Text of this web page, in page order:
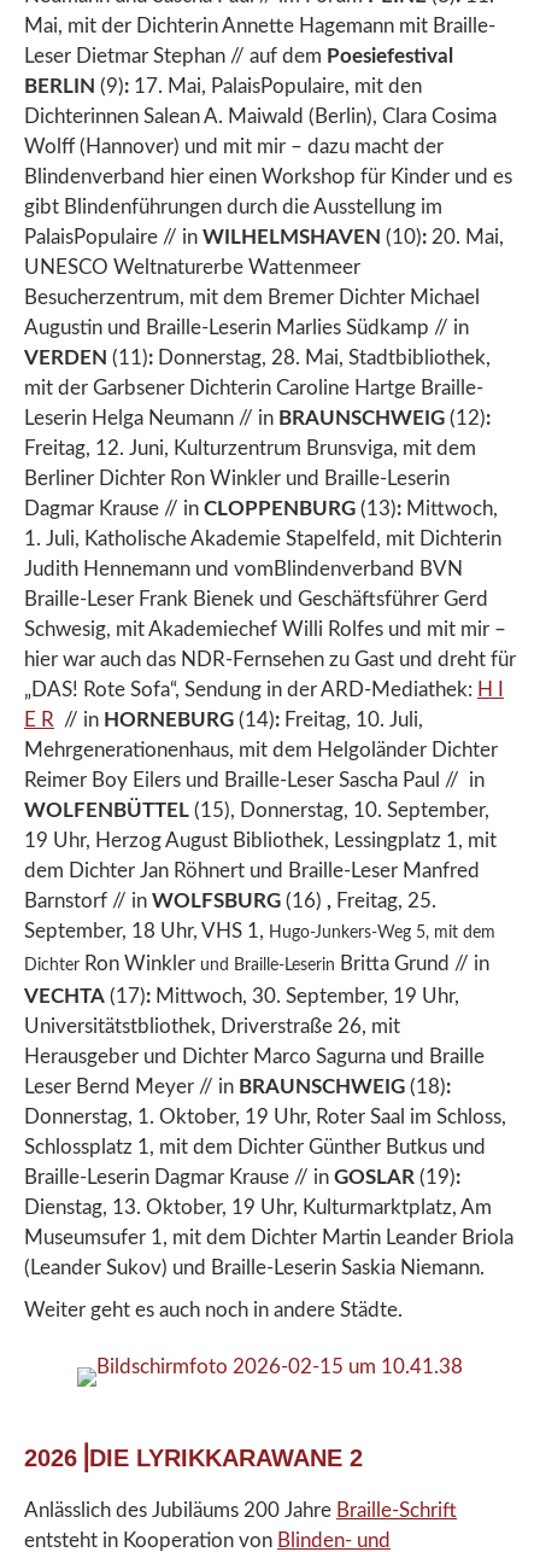
Mai, mit der Dichterin Annette Hagemann mit Braille-
Leser Dietmar Stephan // auf dem Poesiefestival
BERLIN (9): 17. Mai, PalaisPopulaire, mit den
Dichterinnen Salean A. Maiwald (Berlin), Clara Cosima
Wolff (Hannover) und mit mir – dazu macht der
Blindenverband hier einen Workshop für Kinder und es
gibt Blindenführungen durch die Ausstellung im
PalaisPopulaire // in WILHELMSHAVEN (10): 20. Mai,
UNESCO Weltnaturerbe Wattenmeer
Besucherzentrum, mit dem Bremer Dichter Michael
Augustin und Braille-Leserin Marlies Südkamp // in
VERDEN (11): Donnerstag, 28. Mai, Stadtbibliothek,
mit der Garbsener Dichterin Caroline Hartge Braille-
Leserin Helga Neumann // in BRAUNSCHWEIG (12):
Freitag, 12. Juni, Kulturzentrum Brunsviga, mit dem
Berliner Dichter Ron Winkler und Braille-Leserin
Dagmar Krause // in CLOPPENBURG (13): Mittwoch,
1. Juli, Katholische Akademie Stapelfeld, mit Dichterin
Judith Hennemann und vomBlindenverband BVN
Braille-Leser Frank Bienek und Geschäftsführer Gerd
Schwesig, mit Akademiechef Willi Rolfes und mit mir –
hier war auch das NDR-Fernsehen zu Gast und dreht für
„DAS! Rote Sofa“, Sendung in der ARD-Mediathek: H I
E R // in HORNEBURG (14): Freitag, 10. Juli,
Mehrgenerationenhaus, mit dem Helgoländer Dichter
Reimer Boy Eilers und Braille-Leser Sascha Paul // in
WOLFENBÜTTEL (15), Donnerstag, 10. September,
19 Uhr, Herzog August Bibliothek, Lessingplatz 1, mit
dem Dichter Jan Röhnert und Braille-Leser Manfred
Barnstorf // in WOLFSBURG (16) , Freitag, 25.
September, 18 Uhr, VHS 1, Hugo-Junkers-Weg 5, mit dem
Dichter Ron Winkler und Braille-Leserin Britta Grund // in
VECHTA (17): Mittwoch, 30. September, 19 Uhr,
Universitätstbliothek, Driverstraße 26, mit
Herausgeber und Dichter Marco Sagurna und Braille
Leser Bernd Meyer // in BRAUNSCHWEIG (18):
Donnerstag, 1. Oktober, 19 Uhr, Roter Saal im Schloss,
Schlossplatz 1, mit dem Dichter Günther Butkus und
Braille-Leserin Dagmar Krause // in GOSLAR (19):
Dienstag, 13. Oktober, 19 Uhr, Kulturmarktplatz, Am
Museumsufer 1, mit dem Dichter Martin Leander Briola
(Leander Sukov) und Braille-Leserin Saskia Niemann.
Weiter geht es auch noch in andere Städte.
2026⎟DIE LYRIKKARAWANE 2
Anlässlich des Jubiläums 200 Jahre Braille-Schrift
entsteht in Kooperation von Blinden- und